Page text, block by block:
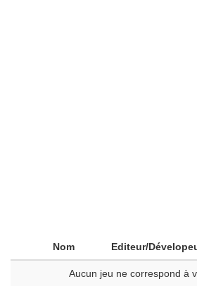
Nom Editeur/
Aucun jeu ne correspond à